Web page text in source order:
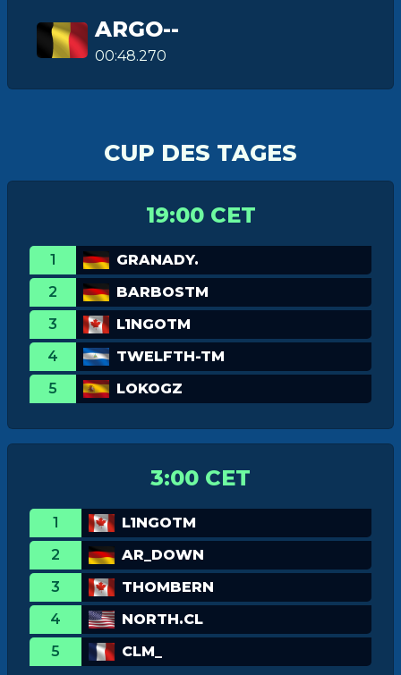
ARGO--
00:48.270
CUP DES TAGES
19:00 CET
1
GRANADY.
2
BARBOSTM
3
L1NGOTM
4
TWELFTH-TM
5
LOKOGZ
3:00 CET
1
L1NGOTM
2
AR_DOWN
3
THOMBERN
4
NORTH.CL
5
CLM_